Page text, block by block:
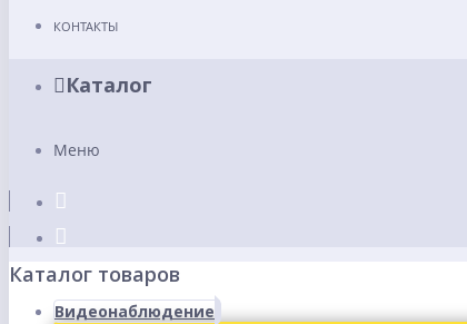
КОНТАКТЫ
Каталог
Меню
Каталог товаров
Видеонаблюдение